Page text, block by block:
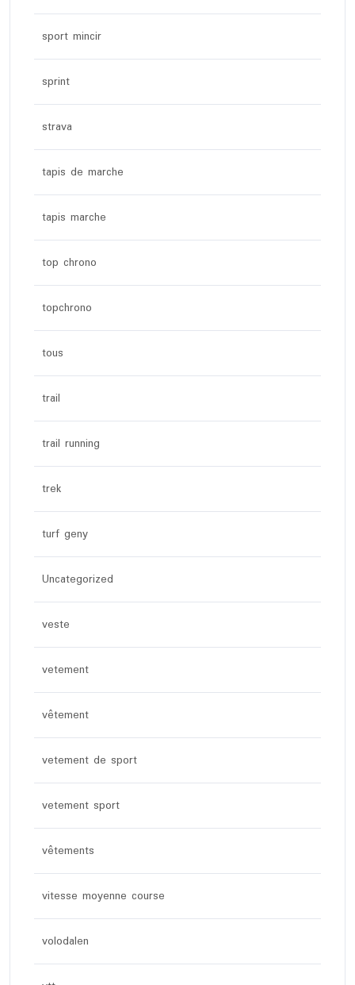
sport mincir
sprint
strava
tapis de marche
tapis marche
top chrono
topchrono
tous
trail
trail running
trek
turf geny
Uncategorized
veste
vetement
vêtement
vetement de sport
vetement sport
vêtements
vitesse moyenne course
volodalen